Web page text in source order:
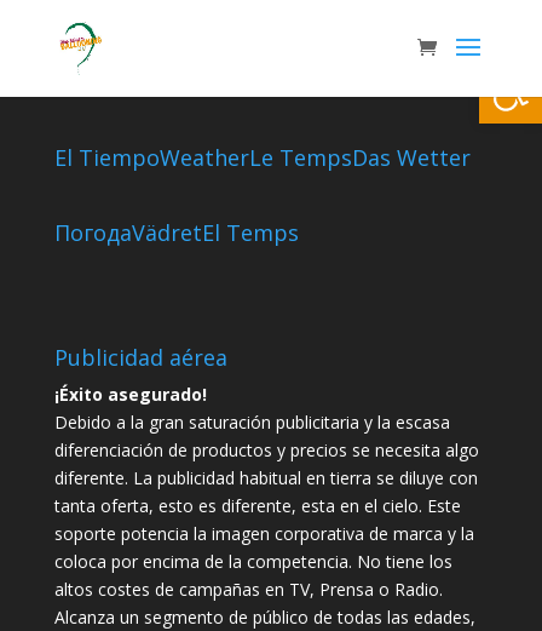
El TiempoWeatherLe TempsDas Wetter
ПогодаVädretEl Temps
Publicidad aérea
¡Éxito asegurado!
Debido a la gran saturación publicitaria y la escasa
diferenciación de productos y precios se necesita algo
diferente. La publicidad habitual en tierra se diluye con
tanta oferta, esto es diferente, esta en el cielo. Este
soporte potencia la imagen corporativa de marca y la
coloca por encima de la competencia. No tiene los
altos costes de campañas en TV, Prensa o Radio.
Alcanza un segmento de público de todas las edades,